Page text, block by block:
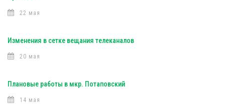
22 мая
Изменения в сетке вещания телеканалов
20 мая
Плановые работы в мкр. Потаповский
14 мая